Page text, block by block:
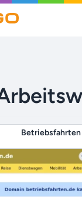
Betriebsfahrten